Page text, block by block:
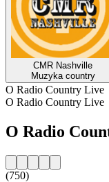
CMR Nashville
Muzyka country
O Radio Country Live
O Radio Country Live
O Radio
(750)